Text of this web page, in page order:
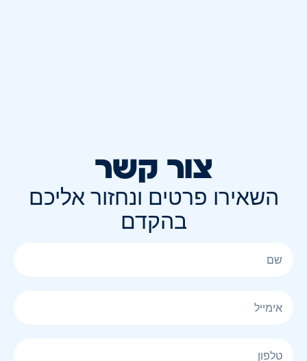
צור קשר
השאירו פרטים ונחזור אליכם
בהקדם